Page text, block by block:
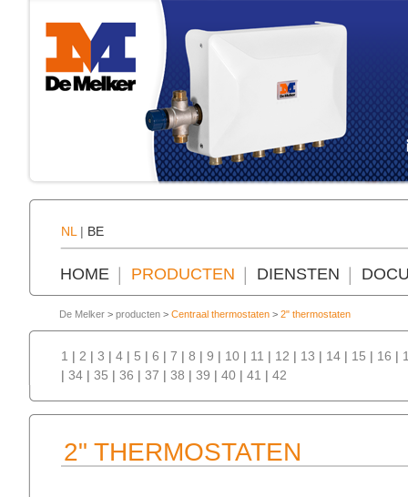
NL | BE
HOME PRODUCTEN DIENSTEN
De Melker > producten > Centraal thermostaten > 2" thermostaten
1 | 2 | 3 | 4 | 5 | 6 | 7 | 8 | 9 | 10 | 11 | 12 | 13 | 14 | 15 | 16 |
| 34 | 35 | 36 | 37 | 38 | 39 | 40 | 41 | 42
2" THERMOSTATEN